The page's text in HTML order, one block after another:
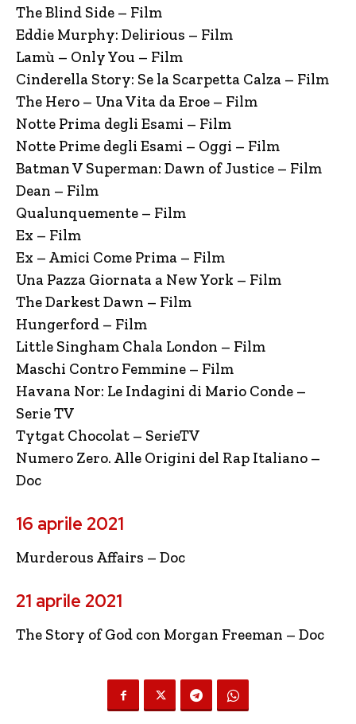
The Blind Side – Film
Eddie Murphy: Delirious – Film
Lamù – Only You – Film
Cinderella Story: Se la Scarpetta Calza – Film
The Hero – Una Vita da Eroe – Film
Notte Prima degli Esami – Film
Notte Prime degli Esami – Oggi – Film
Batman V Superman: Dawn of Justice – Film
Dean – Film
Qualunquemente – Film
Ex – Film
Ex – Amici Come Prima – Film
Una Pazza Giornata a New York – Film
The Darkest Dawn – Film
Hungerford – Film
Little Singham Chala London – Film
Maschi Contro Femmine – Film
Havana Nor: Le Indagini di Mario Conde –
Serie TV
Tytgat Chocolat – SerieTV
Numero Zero. Alle Origini del Rap Italiano –
Doc
16 aprile 2021
Murderous Affairs – Doc
21 aprile 2021
The Story of God con Morgan Freeman – Doc